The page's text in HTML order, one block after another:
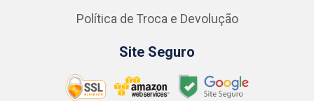
Política de Troca e Devolução
Site Seguro